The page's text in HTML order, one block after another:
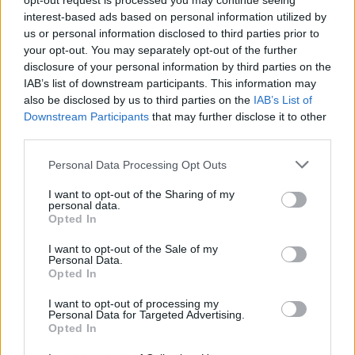
interest-based ads based on personal information utilized by
us or personal information disclosed to third parties prior to
your opt-out. You may separately opt-out of the further
disclosure of your personal information by third parties on the
IAB’s list of downstream participants. This information may
also be disclosed by us to third parties on the IAB’s List of
Downstream Participants that may further disclose it to other
Personal Data Processing Opt Outs
I want to opt-out of the Sharing of my
personal data.
Opted In
I want to opt-out of the Sale of my
Personal Data.
Opted In
I want to opt-out of processing my
Personal Data for Targeted Advertising.
Opted In
Barbado y Miguel Barbado vencieron a Pablo
Gómez – Kevin Van (11-6, 11-10, 11-4). En la
modalidad individual, Sara Vianelli ganó a Sara
Argüelles (11-7, 11-2, 11-2) y Miguel Barbado se
impuso a Pablo Pineda (11-6, 11-9, 10-11, 11-8).
El fin de semana se completó para el Auria
Bádminton Club con lavictoria por 6 a 1 ante Goose
Wings. En el dobles mixto, Samuel Tarife y Zeneida
Ortiz ganaron a Esther Montero – Andrés Sanz (11-
Zeneida Ortiz y Laura María Soliss vencieron a
Victoria Burgos y Marina Palacios (11-4, 11-6, 11-3)
y en el dobles masculino, Martín Barbado y Miguel
Barbado se impusieron a Pablo Crespo – Alejandro